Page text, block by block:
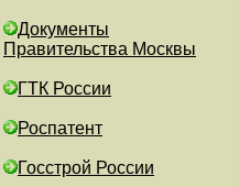
Документы
Правительства Москвы
ГТК России
Роспатент
Госстрой России